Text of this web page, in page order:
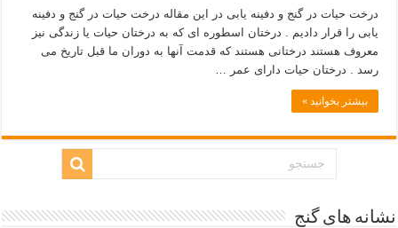
درخت حیات در گنج و دفینه یابی در این مقاله درخت حیات در گنج و دفینه
یابی را قرار دادیم . درختان اسطوره ای که به درختان حیات یا زندگی نیز
معروف هستند درختانی هستند که قدمت آنها به دوران ما قبل تاریخ می
رسد . درختان حیات دارای عمر …
بیشتر بخوانید »
نشانه های گنج